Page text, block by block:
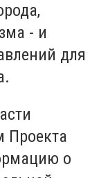
- и
для
Проекта
о